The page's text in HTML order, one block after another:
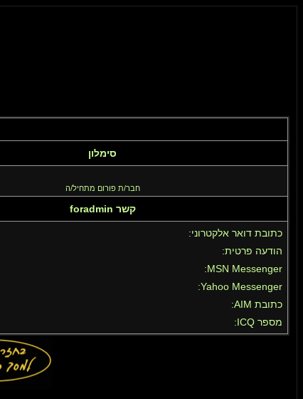
סימלון
חבר/ת פורום מתחיל/ה
קשר foradmin
כתובת דואר אלקטרוני:
הודעה פרטית:
MSN Messenger:
Yahoo Messenger:
כתובת AIM:
מספר ICQ: